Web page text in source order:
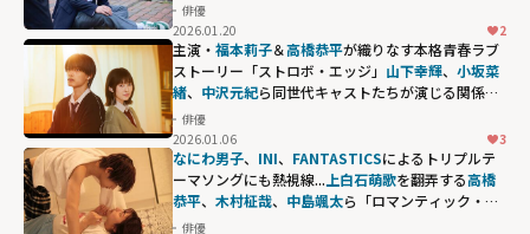
俳優
2026.01.20
2
主演・ 福本莉子＆高橋恭平が織りなす本格青春ラブ
ストーリー「ストロボ・エッジ」 山下幸輝、 小坂菜
緒、 中沢元紀ら同世代キャストたちが演じる関係性
の変化にも注目！
俳優
2026.01.06
3
なにわ男子、 INI、 FANTASTICSによるトリプルテ
ーマソングにも熱視線...上白石萌歌を翻弄する高橋
恭平、 木村柾哉、 中島颯太ら「ロマンティック・キ
ラー」に参戦する豪華すぎる面々
俳優